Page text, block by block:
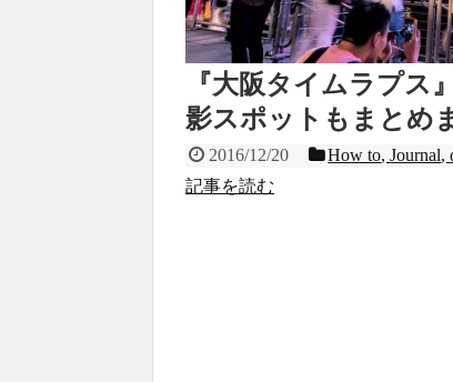
『大阪タイムラプス
影スポットもまとめ
2016/12/20 How to,Journal,
記事を読む